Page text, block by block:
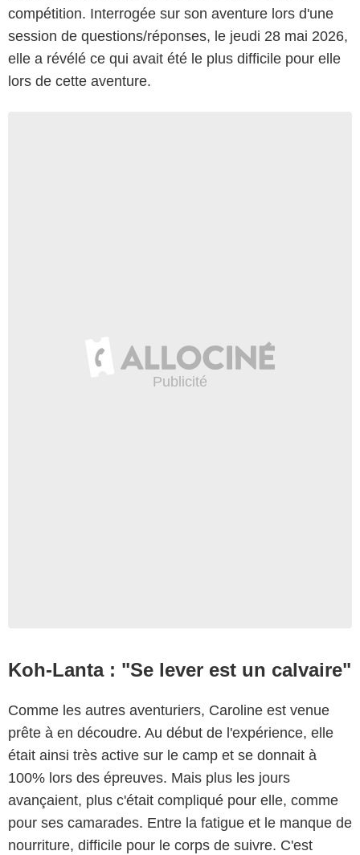
compétition. Interrogée sur son aventure lors d'une
session de questions/réponses, le jeudi 28 mai 2026,
elle a révélé ce qui avait été le plus difficile pour elle
lors de cette aventure.
Koh-Lanta : "Se lever est un calvaire"
Comme les autres aventuriers, Caroline est venue
prête à en découdre. Au début de l'expérience, elle
était ainsi très active sur le camp et se donnait à
100% lors des épreuves. Mais plus les jours
avançaient, plus c'était compliqué pour elle, comme
pour ses camarades. Entre la fatigue et le manque de
nourriture, difficile pour le corps de suivre. C'est